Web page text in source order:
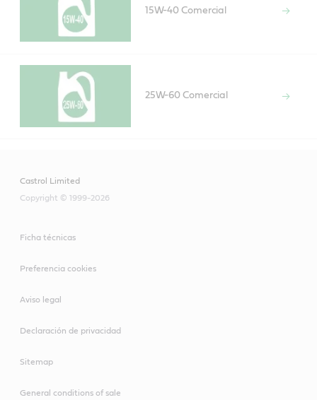
15W-40 Comercial
25W-60 Comercial
Castrol Limited
Copyright © 1999-2026
Ficha técnicas
Preferencia cookies
Aviso legal
Declaración de privacidad
Sitemap
General conditions of sale